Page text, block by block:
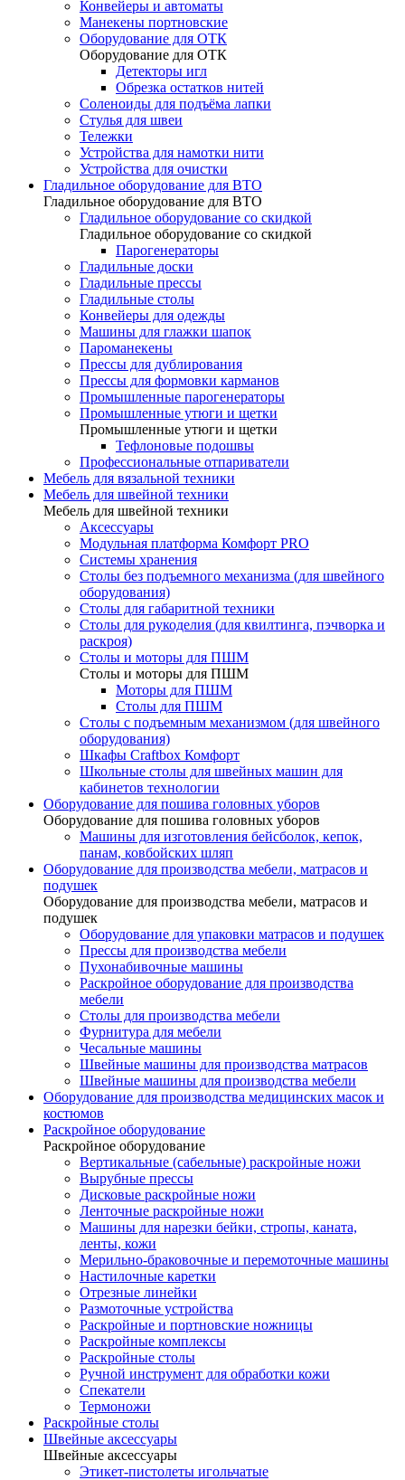
Конвейеры и автоматы
Манекены портновские
Оборудование для ОТК
Оборудование для ОТК
Детекторы игл
Обрезка остатков нитей
Соленоиды для подъёма лапки
Стулья для швеи
Тележки
Устройства для намотки нити
Устройства для очистки
Гладильное оборудование для ВТО
Гладильное оборудование для ВТО
Гладильное оборудование со скидкой
Гладильное оборудование со скидкой
Парогенераторы
Гладильные доски
Гладильные прессы
Гладильные столы
Конвейеры для одежды
Машины для глажки шапок
Пароманекены
Прессы для дублирования
Прессы для формовки карманов
Промышленные парогенераторы
Промышленные утюги и щетки
Промышленные утюги и щетки
Тефлоновые подошвы
Профессиональные отпариватели
Мебель для вязальной техники
Мебель для швейной техники
Мебель для швейной техники
Аксессуары
Модульная платформа Комфорт PRO
Системы хранения
Столы без подъемного механизма (для швейного
оборудования)
Столы для габаритной техники
Столы для рукоделия (для квилтинга, пэчворка и
раскроя)
Столы и моторы для ПШМ
Столы и моторы для ПШМ
Моторы для ПШМ
Столы для ПШМ
Столы с подъемным механизмом (для швейного
оборудования)
Шкафы Craftbox Комфорт
Школьные столы для швейных машин для
кабинетов технологии
Оборудование для пошива головных уборов
Оборудование для пошива головных уборов
Машины для изготовления бейсболок, кепок,
панам, ковбойских шляп
Оборудование для производства мебели, матрасов и
подушек
Оборудование для производства мебели, матрасов и
подушек
Оборудование для упаковки матрасов и подушек
Прессы для производства мебели
Пухонабивочные машины
Раскройное оборудование для производства
мебели
Столы для производства мебели
Фурнитура для мебели
Чесальные машины
Швейные машины для производства матрасов
Швейные машины для производства мебели
Оборудование для производства медицинских масок и
костюмов
Раскройное оборудование
Раскройное оборудование
Вертикальные (сабельные) раскройные ножи
Вырубные прессы
Дисковые раскройные ножи
Ленточные раскройные ножи
Машины для нарезки бейки, стропы, каната,
ленты, кожи
Мерильно-браковочные и перемоточные машины
Настилочные каретки
Отрезные линейки
Размоточные устройства
Раскройные и портновские ножницы
Раскройные комплексы
Раскройные столы
Ручной инструмент для обработки кожи
Спекатели
Термоножи
Раскройные столы
Швейные аксессуары
Швейные аксессуары
Этикет-пистолеты игольчатые